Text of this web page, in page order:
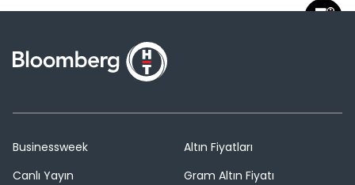
Businessweek
Canlı Yayın
Altın Fiyatları
Gram Altın Fiyatı